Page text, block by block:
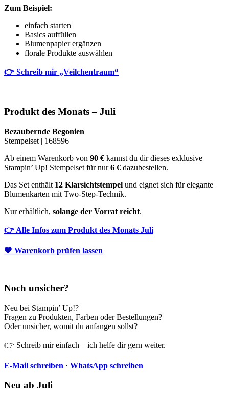
Zum Beispiel:
einfach starten
Basics auffüllen
Blumenpapier ergänzen
florale Produkte auswählen
👉 Schreib mir „Veilchentraum“
Produkt des Monats – Juli
Bezaubernde Begonien
Stempelset | 168596
Ab einem Warenkorb von 90 € kannst du dir dieses exklusive
Stampin’ Up! Stempelset für nur6 € dazubestellen.
Das Set enthält 12 Klarsichtstempel und eignet sich für elegante
Blumenkarten mit Two-Step-Technik.
Nur erhältlich, solange der Vorrat reicht.
👉 Alle Infos zum Produkt des Monats Juli
💙 Warenkorb prüfen lassen
Noch unsicher?
Neu bei Stampin’ Up!?
Fragen zu Produkten, Farben oder Bestellungen?
Oder unsicher, womit du anfangen sollst?
👉 Schreib mir einfach – ich helfe dir gern weiter.
E-Mail schreiben · WhatsApp schreiben
Neu ab Juli